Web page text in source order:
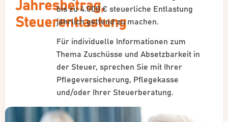
Jahresbetrag,
Steuerentlastung
bis zu 4.000 € steuerliche Entlastung
jährlich geltend zu machen.
Für individuelle Informationen zum
Thema Zuschüsse und Absetzbarkeit in
der Steuer, sprechen Sie mit Ihrer
Pflegeversicherung, Pflegekasse
und/oder Ihrer Steuerberatung.